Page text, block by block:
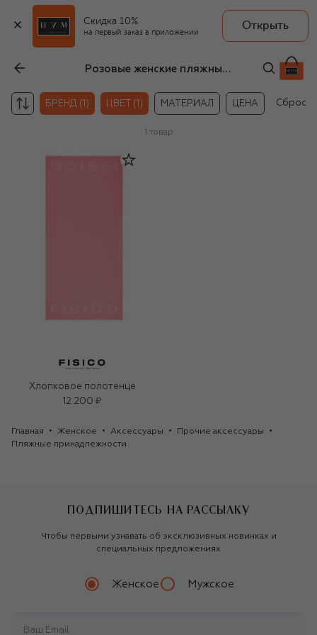
Скидка 10%
на первый заказ в приложении
Открыть
Розовые женские пляжные принадлежности Fisico
БРЕНД (1) ЦВЕТ (1) МАТЕРИАЛ ЦЕНА
1 товар
Хлопковое полотенце
12 200 ₽
Главная Женское Аксессуары
Прочие аксессуары
Пляжные принадлежности
ПОДПИШИТЕСЬ НА РАССЫЛКУ
Чтобы первыми узнавать об эксклюзивных новинках и
специальных предложениях
Женское Мужское